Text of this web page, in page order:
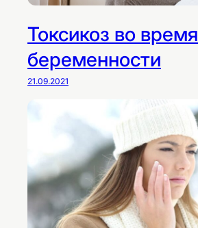
Токсикоз во время
беременности
21.09.2021